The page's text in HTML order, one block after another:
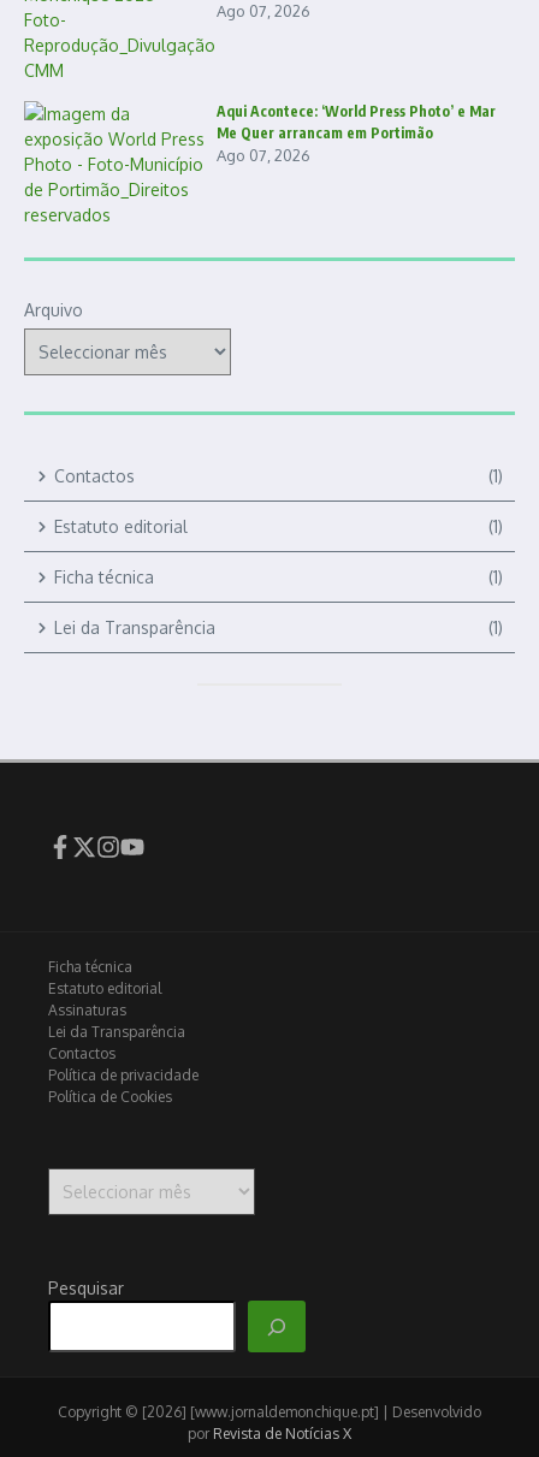
Ago 07, 2026
Aqui Acontece: ‘World Press Photo’ e Mar
Me Quer arrancam em Portimão
Ago 07, 2026
Arquivo
Contactos (1)
Estatuto editorial (1)
Ficha técnica (1)
Lei da Transparência (1)
Ficha técnica
Estatuto editorial
Assinaturas
Lei da Transparência
Contactos
Política de privacidade
Política de Cookies
Pesquisar
Copyright © [2026] [www.jornaldemonchique.pt] | Desenvolvido
por Revista de Notícias X